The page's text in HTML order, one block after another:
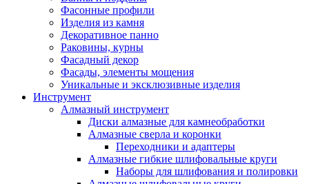
Фасонные профили
Изделия из камня
Декоративное панно
Раковины, курны
Фасадный декор
Фасады, элементы мощения
Уникальные и эксклюзивные изделия
Инструмент
Алмазный инструмент
Диски алмазные для камнеобработки
Алмазные сверла и коронки
Переходники и адаптеры
Алмазные гибкие шлифовальные круги
Наборы для шлифования и полировки